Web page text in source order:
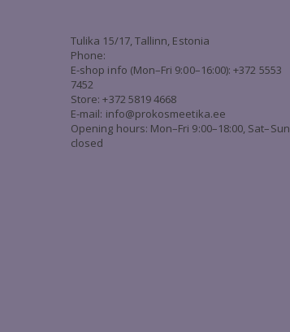
Tulika 15/17, Tallinn, Estonia
Phone:
E-shop info (Mon–Fri 9:00–16:00): +372 5553
7452
Store: +372 5819 4668
E-mail: info@prokosmeetika.ee
Opening hours: Mon–Fri 9:00–18:00, Sat–Sun
closed